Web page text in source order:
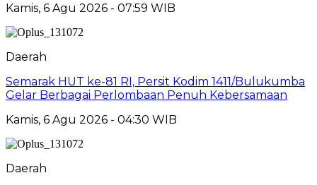
Kamis, 6 Agu 2026 - 07:59 WIB
Daerah
Semarak HUT ke-81 RI, Persit Kodim 1411/Bulukumba
Gelar Berbagai Perlombaan Penuh Kebersamaan
Kamis, 6 Agu 2026 - 04:30 WIB
Daerah